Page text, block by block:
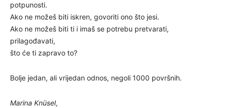
potpunosti.
Ako ne možeš biti iskren, govoriti ono što jesi.
Ako ne možeš biti ti i imaš se potrebu pretvarati,
prilagođavati,
što će ti zapravo to?
Bolje jedan, ali vrijedan odnos, negoli 1000 površnih.
Marina Knüsel,